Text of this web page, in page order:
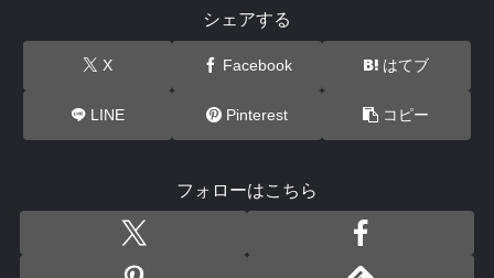
シェアする
X Facebook はてブ
LINE Pinterest コピー
フォローはこちら